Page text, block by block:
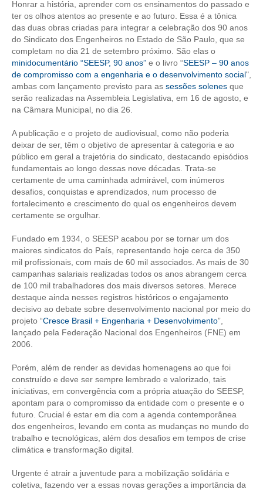
CONTRIBUIÇÃO ASSISTENCIAL
CONTRIBUIÇÃO ASSOCIATIVA OU ANUIDADE DE SÓCIO
CONTRIBUIÇÃO SINDICAL URBANA
REVISÃO DE APOSENTADORIA
FGTS EXPURGOS
FGTS CORREÇÃO
LEGISLAÇÃO
LEI 4.950-A/1966 – PISO SALARIAL
LEI 5.194/1966 – REGULAMENTAÇÃO DA PROFISSÃO
RES 1.002/2002 – CÓDIGO DE ÉTICA
HOMOLOGAÇÕES
PISO SALARIAL
FIQUE POR DENTRO
OPORTUNIDADES
APRESENTAÇÃO
EMPREGO E ESTÁGIO
AUTÔNOMOS E SERVIÇOS
NEWSLETTER
Honrar a história, aprender com os ensinamentos do passado e
ter os olhos atentos ao presente e ao futuro. Essa é a tônica
das duas obras criadas para integrar a celebração dos 90 anos
do Sindicato dos Engenheiros no Estado de São Paulo, que se
completam no dia 21 de setembro próximo. São elas o
minidocumentário “SEESP, 90 anos” e o livro “SEESP – 90 anos
de compromisso com a engenharia e o desenvolvimento social",
ambas com lançamento previsto para as sessões solenes que
serão realizadas na Assembleia Legislativa, em 16 de agosto, e
na Câmara Municipal, no dia 26.
A publicação e o projeto de audiovisual, como não poderia
deixar de ser, têm o objetivo de apresentar à categoria e ao
público em geral a trajetória do sindicato, destacando episódios
fundamentais ao longo dessas nove décadas. Trata-se
certamente de uma caminhada admirável, com inúmeros
desafios, conquistas e aprendizados, num processo de
fortalecimento e crescimento do qual os engenheiros devem
certamente se orgulhar.
Fundado em 1934, o SEESP acabou por se tornar um dos
maiores sindicatos do País, representando hoje cerca de 350
mil profissionais, com mais de 60 mil associados. As mais de 30
campanhas salariais realizadas todos os anos abrangem cerca
de 100 mil trabalhadores dos mais diversos setores. Merece
destaque ainda nesses registros históricos o engajamento
decisivo ao debate sobre desenvolvimento nacional por meio do
projeto “Cresce Brasil + Engenharia + Desenvolvimento”,
lançado pela Federação Nacional dos Engenheiros (FNE) em
2006.
Porém, além de render as devidas homenagens ao que foi
construído e deve ser sempre lembrado e valorizado, tais
iniciativas, em convergência com a própria atuação do SEESP,
apontam para o compromisso da entidade com o presente e o
futuro. Crucial é estar em dia com a agenda contemporânea
dos engenheiros, levando em conta as mudanças no mundo do
trabalho e tecnológicas, além dos desafios em tempos de crise
climática e transformação digital.
Urgente é atrair a juventude para a mobilização solidária e
coletiva, fazendo ver a essas novas gerações a importância da